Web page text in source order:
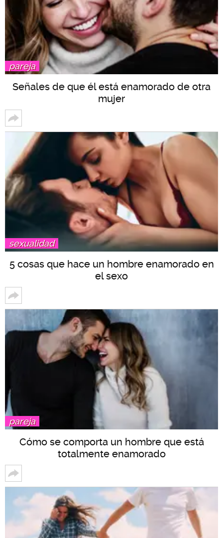
pareja
Señales de que él está enamorado de otra
mujer
sexualidad
5 cosas que hace un hombre enamorado en
el sexo
pareja
Cómo se comporta un hombre que está
totalmente enamorado